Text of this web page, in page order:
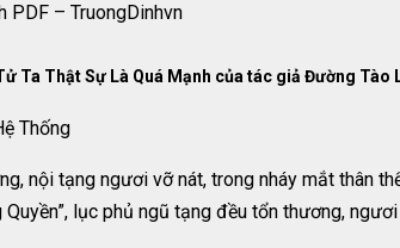
PDF – TruongDinhvn
Ta Thật Sự Là Quá Mạnh của tác giả Đường Tào
Thống
nội tạng ngươi vỡ nát, trong nháy mắt thân
lục phủ ngũ tạng đều tổn thương,